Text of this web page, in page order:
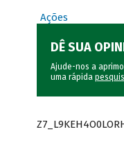
Ações
DÊ SUA
Ajude-nos a
uma rápida